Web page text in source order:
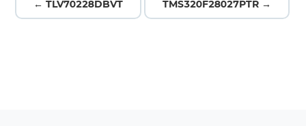
← TLV70228DBVT TMS320F28027PTR →